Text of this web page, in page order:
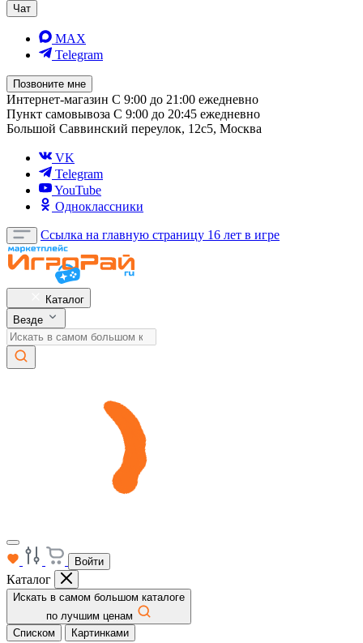
Чат
MAX
Telegram
Позвоните мне
Интернет-магазин С 9:00 до 21:00 ежедневно
Пункт самовывоза С 9:00 до 20:45 ежедневно
Большой Саввинский переулок, 12с5, Москва
VK
Telegram
YouTube
Одноклассники
Ссылка на главную страницу 16 лет в игре
Каталог
Везде
Войти
Каталог
Искать в самом большом каталоге
по лучшим ценам
Списком
Картинками